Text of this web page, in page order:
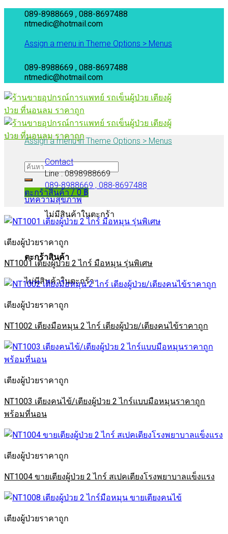
089-8988669 , 088-8697488
ntmedic@hotmail.com
Assign a menu in Theme Options > Menus
089-8988669 , 088-8697488
ntmedic@hotmail.com
ตะกร้าสินค้า /0฿
ไม่มีสินค้าในตะกร้า
ตะกร้าสินค้า
ไม่มีสินค้าในตะกร้า
Assign a menu in Theme Options > Menus
Contact
Line : 0898988669
089-8988669 , 088-8697488
บทความสุขภาพ
เตียงผู้ป่วยราคาถูก
NT1001 เตียงผู้ป่วย 2 ไกร์ มือหมุน รุ่นพิเศษ
เตียงผู้ป่วยราคาถูก
NT1002 เตียงมือหมุน 2 ไกร์ เตียงผู้ป่วย/เตียงคนไข้ราคาถูก
เตียงผู้ป่วยราคาถูก
NT1003 เตียงคนไข้/เตียงผู้ป่วย 2 ไกร์แบบมือหมุนราคาถูก
พร้อมที่นอน
เตียงผู้ป่วยราคาถูก
NT1004 ขายเตียงผู้ป่วย 2 ไกร์ สเปคเตียงโรงพยาบาลแข็งแรง
เตียงผู้ป่วยราคาถูก